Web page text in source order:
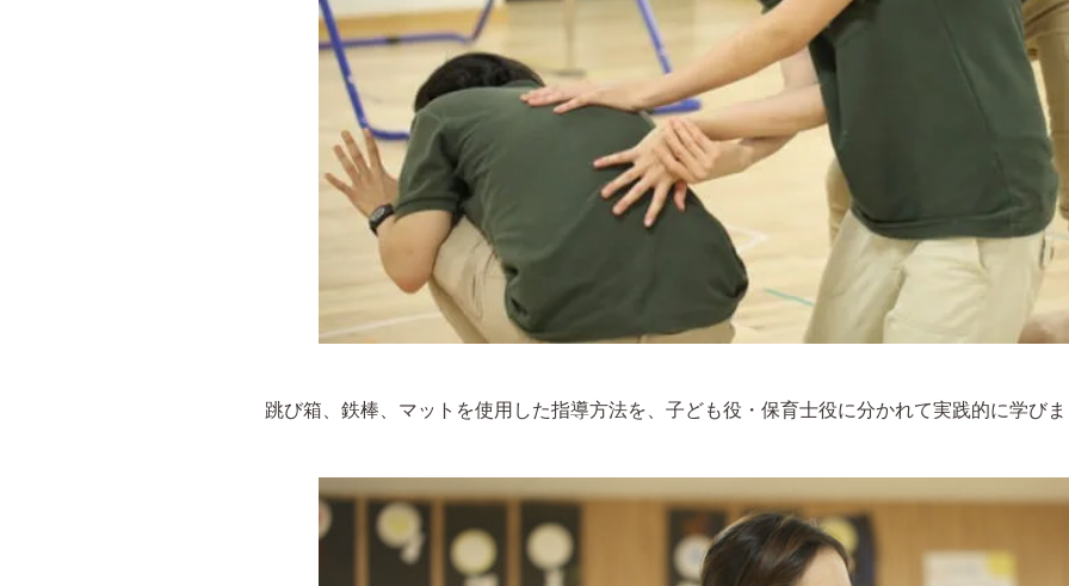
跳び箱、鉄棒、マットを使用した指導方法を、子ども役・保育士役に分かれて実践的に学び